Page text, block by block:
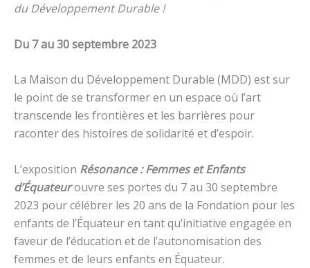
du Développement Durable !
Du 7 au 30 septembre 2023
La Maison du Développement Durable (MDD) est sur
le point de se transformer en un espace où l’art
transcende les frontières et les barrières pour
raconter des histoires de solidarité et d’espoir.
L’exposition Résonance : Femmes et Enfants
d’Équateurouvre ses portes du 7 au 30 septembre
2023 pour célébrer les 20 ans de la Fondation pour les
enfants de l’Équateur en tant qu’initiative engagée en
faveur de l’éducation et de l’autonomisation des
femmes et de leurs enfants en Équateur.